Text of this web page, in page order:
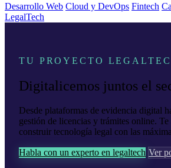
Desarrollo Web Cloud y DevOps Fintech
LegalTech
TU PROYECTO
Digitalicemos juntos el
Desde plataformas de evidencia digital
gestión de licencias y trámites online. Te
construir tecnología legal con las
Habla con un experto en legaltech Ver